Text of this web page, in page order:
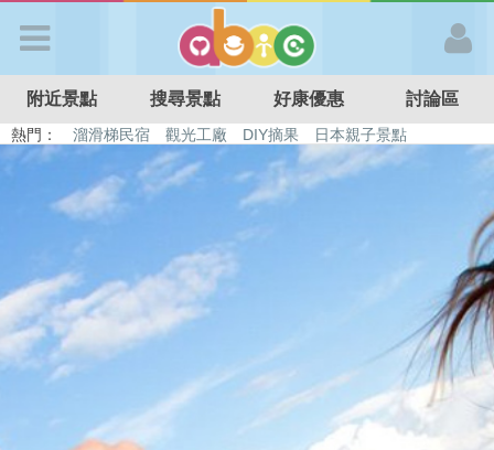
APP登入
首 頁
搜尋景點
好康優惠
附近景點 搜尋景點 好康優惠 討論區
熱門： 溜滑梯民宿 觀光工廠 DIY摘果
日本親子景點
特色遊戲場
親子住房優惠 台北親子餐廳 溫泉泡湯SPA